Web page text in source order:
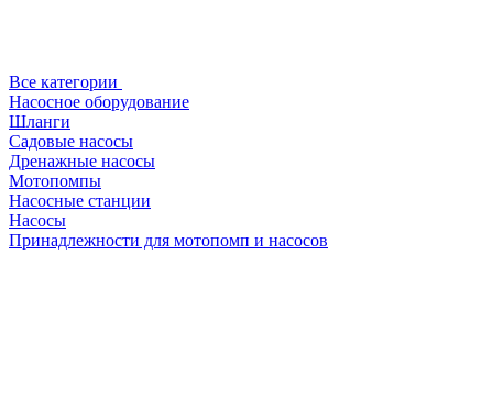
Все категории
Насосное оборудование
Шланги
Садовые насосы
Дренажные насосы
Мотопомпы
Насосные станции
Насосы
Принадлежности для мотопомп и насосов